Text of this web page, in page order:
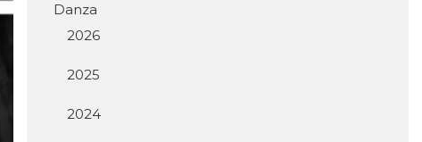
Danza
2026
2025
2024